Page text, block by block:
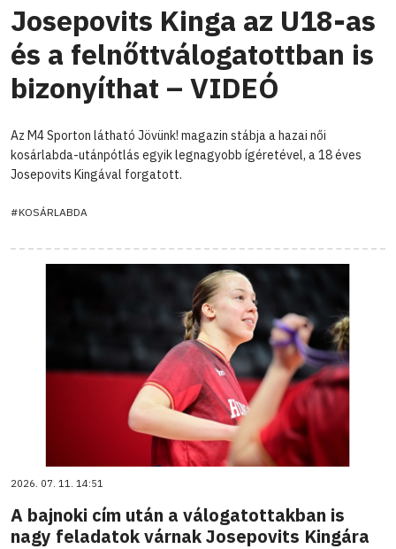
Josepovits Kinga az U18-as
és a felnőttválogatottban is
bizonyíthat – VIDEÓ
Az M4 Sporton látható Jövünk! magazin stábja a hazai női
kosárlabda-utánpótlás egyik legnagyobb ígéretével, a 18 éves
Josepovits Kingával forgatott.
#KOSÁRLABDA
2026. 07. 11. 14:51
A bajnoki cím után a válogatottakban is
nagy feladatok várnak Josepovits Kingára